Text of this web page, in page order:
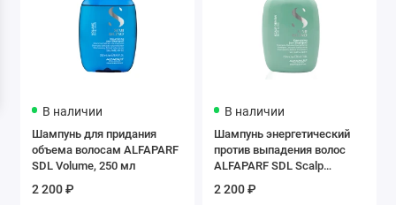
В наличии
Шампунь для придания
объема волосам ALFAPARF
SDL Volume, 250 мл
2 200 ₽
В наличии
Шампунь энергетический
против выпадения волос
ALFAPARF SDL Scalp
2 200 ₽